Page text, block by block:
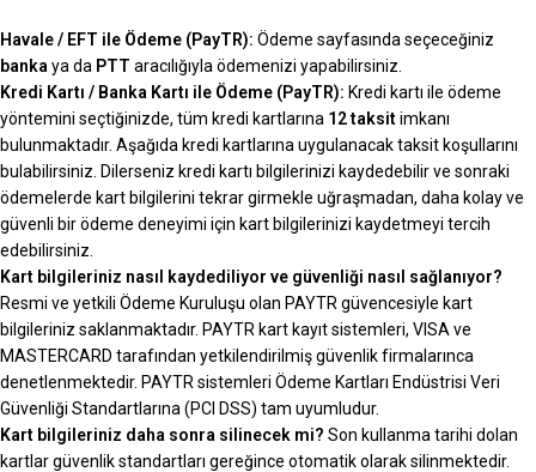
Havale / EFT ile Ödeme (PayTR): Ödeme sayfasında seçeceğiniz
banka ya da PTT aracılığıyla ödemenizi yapabilirsiniz.
Kredi Kartı / Banka Kartı ile Ödeme (PayTR): Kredi kartı ile ödeme
yöntemini seçtiğinizde, tüm kredi kartlarına 12 taksitimkanı
bulunmaktadır. Aşağıda kredi kartlarına uygulanacak taksit koşullarını
bulabilirsiniz. Dilerseniz kredi kartı bilgilerinizi kaydedebilir ve sonraki
ödemelerde kart bilgilerini tekrar girmekle uğraşmadan, daha kolay ve
güvenli bir ödeme deneyimi için kart bilgilerinizi kaydetmeyi tercih
edebilirsiniz.
Kart bilgileriniz nasıl kaydediliyor ve güvenliği nasıl sağlanıyor?
Resmi ve yetkili Ödeme Kuruluşu olan PAYTR güvencesiyle kart
bilgileriniz saklanmaktadır. PAYTR kart kayıt sistemleri, VISA ve
MASTERCARD tarafından yetkilendirilmiş güvenlik firmalarınca
denetlenmektedir. PAYTR sistemleri Ödeme Kartları Endüstrisi Veri
Güvenliği Standartlarına (PCI DSS) tam uyumludur.
Kart bilgileriniz daha sonra silinecek mi? Son kullanma tarihi dolan
kartlar güvenlik standartları gereğince otomatik olarak silinmektedir.